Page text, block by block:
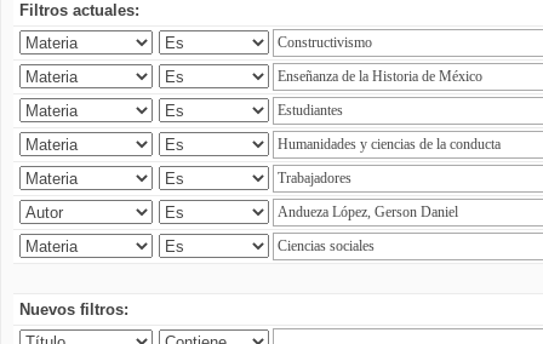
Filtros actuales:
Nuevos filtros: